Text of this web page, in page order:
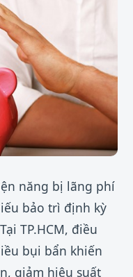
năng bị lãng phí
bảo trì định kỳ
TP.HCM, điều
bụi bẩn khiến
giảm hiệu suất